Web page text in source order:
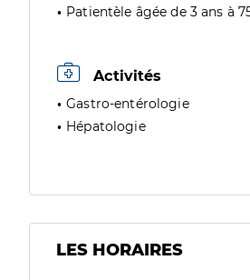
Patientèle âgée de 3 ans à
Activités
Gastro-entérologie
Hépatologie
LES HORAIRES